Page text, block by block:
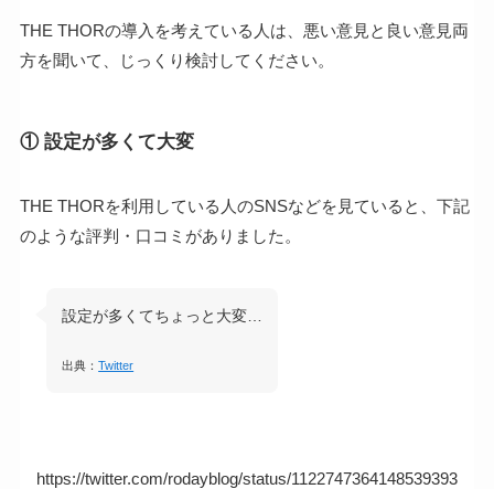
THE THORの導入を考えている人は、悪い意見と良い意見両
方を聞いて、じっくり検討してください。
① 設定が多くて大変
THE THORを利用している人のSNSなどを見ていると、下記
のような評判・口コミがありました。
設定が多くてちょっと大変…
出典：Twitter
https://twitter.com/rodayblog/status/1122747364148539393